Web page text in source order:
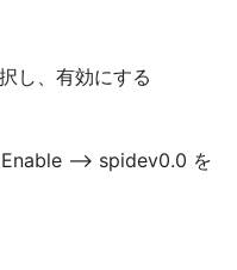
し、有効にする
--> spidev0.0 を